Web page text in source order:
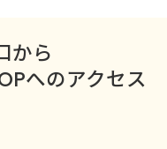
から
へのアクセス